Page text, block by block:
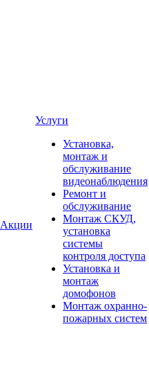
Акции
Услуги
Установка,
монтаж и
обслуживание
видеонаблюдения
Ремонт и
обслуживание
Монтаж СКУД,
установка
системы
контроля доступа
Установка и
монтаж
домофонов
Монтаж охранно-
пожарных систем